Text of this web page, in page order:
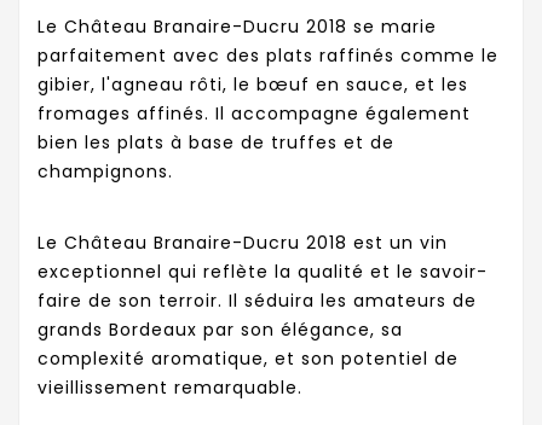
Le Château Branaire-Ducru 2018 se marie
parfaitement avec des plats raffinés comme le
gibier, l'agneau rôti, le bœuf en sauce, et les
fromages affinés. Il accompagne également
bien les plats à base de truffes et de
champignons.
Le Château Branaire-Ducru 2018 est un vin
exceptionnel qui reflète la qualité et le savoir-
faire de son terroir. Il séduira les amateurs de
grands Bordeaux par son élégance, sa
complexité aromatique, et son potentiel de
vieillissement remarquable.